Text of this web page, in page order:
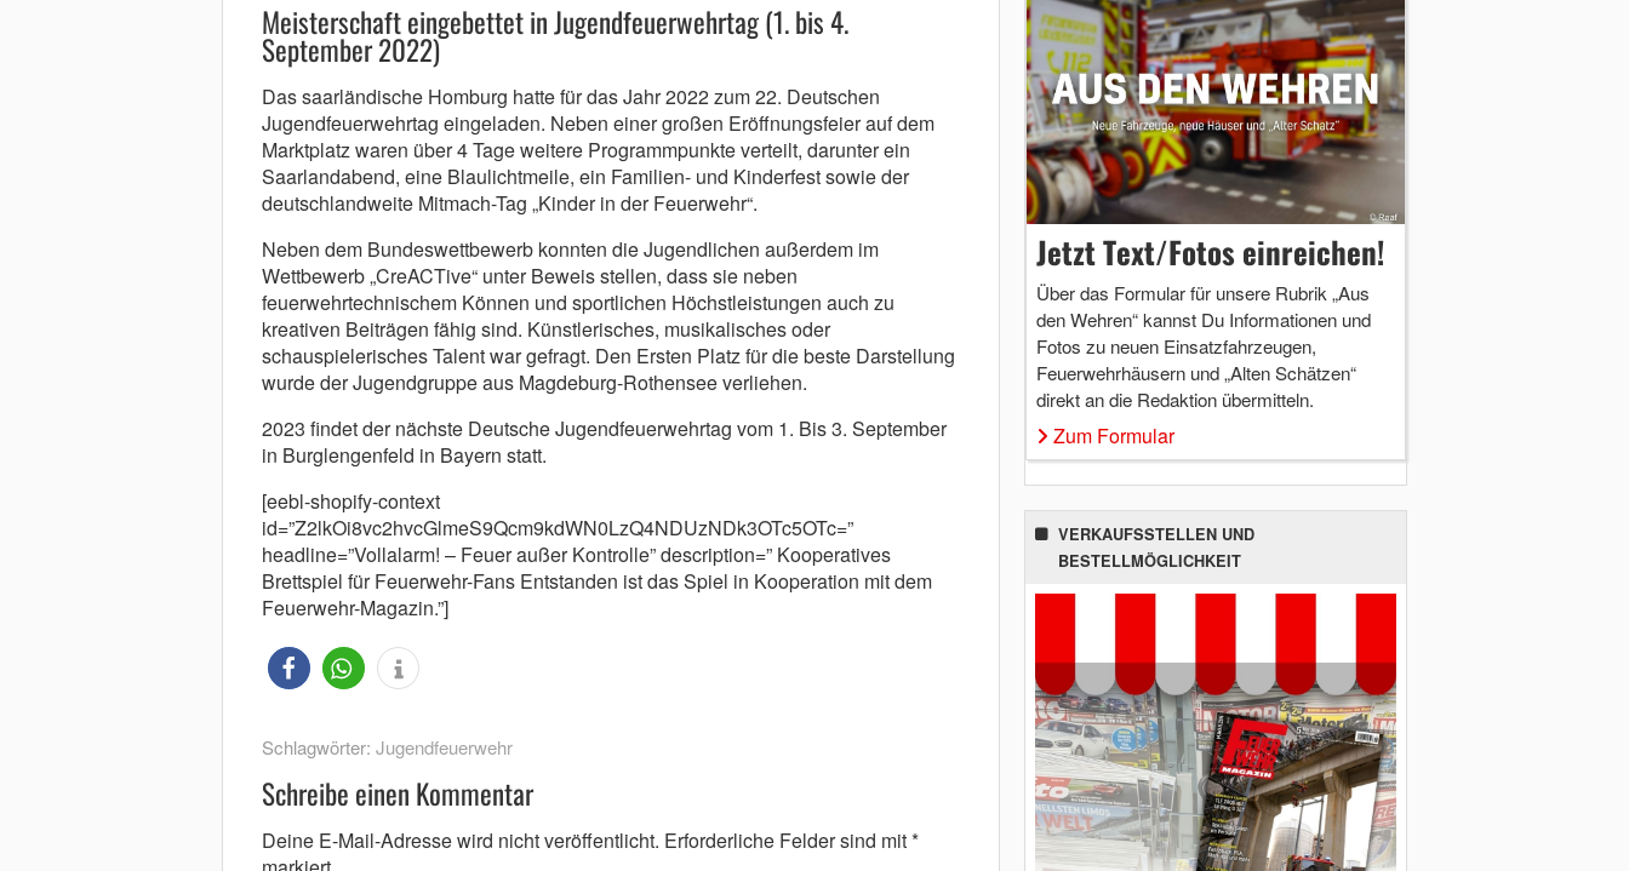
Meisterschaft eingebettet in Jugendfeuerwehrtag (1. bis 4.
September 2022)
Das saarländische Homburg hatte für das Jahr 2022 zum 22. Deutschen
Jugendfeuerwehrtag eingeladen. Neben einer großen Eröffnungsfeier auf dem
Marktplatz waren über 4 Tage weitere Programmpunkte verteilt, darunter ein
Saarlandabend, eine Blaulichtmeile, ein Familien- und Kinderfest sowie der
deutschlandweite Mitmach-Tag „Kinder in der Feuerwehr“.
Neben dem Bundeswettbewerb konnten die Jugendlichen außerdem im
Wettbewerb „CreACTive“ unter Beweis stellen, dass sie neben
feuerwehrtechnischem Können und sportlichen Höchstleistungen auch zu
kreativen Beiträgen fähig sind. Künstlerisches, musikalisches oder
schauspielerisches Talent war gefragt. Den Ersten Platz für die beste Darstellung
wurde der Jugendgruppe aus Magdeburg-Rothensee verliehen.
2023 findet der nächste Deutsche Jugendfeuerwehrtag vom 1. Bis 3. September
in Burglengenfeld in Bayern statt.
[eebl-shopify-context
id=”Z2lkOi8vc2hvcGlmeS9Qcm9kdWN0LzQ4NDUzNDk3OTc5OTc=”
headline=”Vollalarm! – Feuer außer Kontrolle” description=” Kooperatives
Brettspiel für Feuerwehr-Fans Entstanden ist das Spiel in Kooperation mit dem
Feuerwehr-Magazin.”]
Schlagwörter: Jugendfeuerwehr
Schreibe einen Kommentar
Deine E-Mail-Adresse wird nicht veröffentlicht. Erforderliche Felder sind mit*
Jetzt Text/Fotos einreichen!
Über das Formular für unsere Rubrik „Aus
den Wehren“ kannst Du Informationen und
Fotos zu neuen Einsatzfahrzeugen,
Feuerwehrhäusern und „Alten Schätzen“
direkt an die Redaktion übermitteln.
Zum Formular
VERKAUFSSTELLEN UND
BESTELLMÖGLICHKEIT